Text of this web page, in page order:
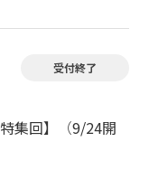
集回】 （9/24開
受付終了